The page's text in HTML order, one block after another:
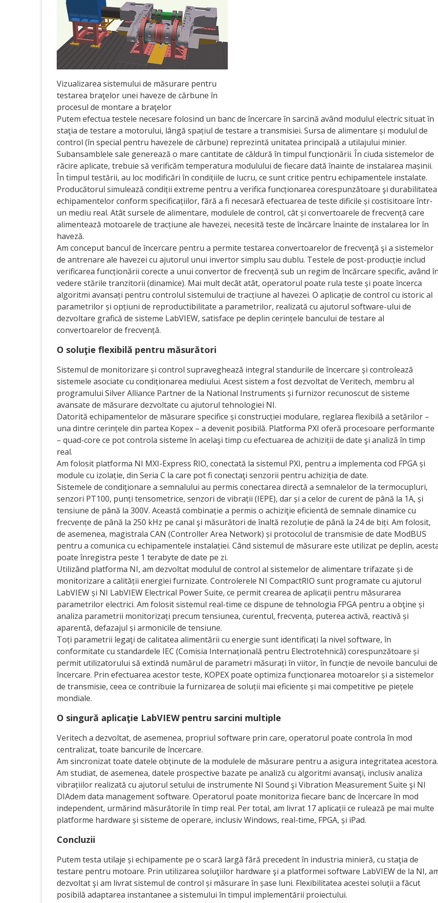
Vizualizarea sistemului de măsurare pentru
testarea braţelor unei haveze de cărbune în
procesul de montare a braţelor
Putem efectua testele necesare folosind un banc de încercare în sarcină având modulul electric situat în
staţia de testare a motorului, lângă spațiul de testare a transmisiei. Sursa de alimentare și modulul de
control (în special pentru havezele de cărbune) reprezintă unitatea principală a utilajului minier.
Subansamblele sale generează o mare cantitate de căldură în timpul funcționării. În ciuda sistemelor de
răcire aplicate, trebuie să verificăm temperatura modulului de fiecare dată înainte de instalarea mașinii.
În timpul testării, au loc modificări în condițiile de lucru, ce sunt critice pentru echipamentele instalate.
Producătorul simulează condiții extreme pentru a verifica funcționarea corespunzătoare şi durabilitatea
echipamentelor conform specificațiilor, fără a fi necesară efectuarea de teste dificile și costisitoare într-
un mediu real. Atât sursele de alimentare, modulele de control, cât și convertoarele de frecvență care
alimentează motoarele de tracțiune ale havezei, necesită teste de încărcare înainte de instalarea lor în
haveză.
Am conceput bancul de încercare pentru a permite testarea convertoarelor de frecvenţă şi a sistemelor
de antrenare ale havezei cu ajutorul unui invertor simplu sau dublu. Testele de post-producție includ
verificarea funcționării corecte a unui convertor de frecvență sub un regim de încărcare specific, având
vedere stările tranzitorii (dinamice). Mai mult decât atât, operatorul poate rula teste și poate încerca
algoritmi avansați pentru controlul sistemului de tracțiune al havezei. O aplicație de control cu istoric al
parametrilor și opțiuni de reproductibilitate a parametrilor, realizată cu ajutorul software-ului de
dezvoltare grafică de sisteme LabVIEW, satis­face pe deplin cerințele bancului de testare al
convertoarelor de frecvență.
O soluţie flexibilă pentru măsurători
Sistemul de monitorizare și control supraveghează integral standurile de încercare și controlează
sistemele asociate cu condiționarea mediului. Acest sistem a fost dezvoltat de Veritech, membru al
programului Silver Alliance Partner de la National Instruments și furnizor recunoscut de sisteme
avansate de măsurare dezvoltate cu ajutorul tehnologiei NI.
Datorită echipamentelor de măsurare specifice și construcției modulare, reglarea flexibilă a setărilor –
una dintre cerințele din partea Kopex – a devenit posibilă. Platforma PXI oferă procesoare performante
– quad-core ce pot controla sisteme în acelaşi timp cu efectuarea de achiziții de date şi analiză în timp
real.
Am folosit platforma NI MXI-Express RIO, conectată la sistemul PXI, pentru a implementa cod FPGA și
module cu izolație, din Seria C la care pot fi conectaţi senzorii pentru achiziția de date.
Sistemele de condiţionare a semnalului au permis conectarea directă a semnalelor de la termocupluri,
senzori PT100, punți tensometrice, senzori de vibrații (IEPE), dar și a celor de curent de până la 1A, și
tensiune de până la 300V. Această combinație a permis o achiziţie eficientă de semnale dinamice cu
frecvențe de până la 250 kHz pe canal şi măsurători de înaltă rezoluție de până la 24 de biți. Am folosit,
de asemenea, magistrala CAN (Controller Area Network) și protocolul de transmisie de date ModBUS
pentru a comunica cu echipamentele instalației. Când sistemul de măsurare este utilizat pe deplin,
poate înregistra peste 1 terabyte de date pe zi.
Utilizând platforma NI, am dezvoltat modulul de control al sistemelor de alimentare trifazate și de
monitorizare a calității energiei furnizate. Controle­rele NI CompactRIO sunt programate cu ajutorul
LabVIEW și NI LabVIEW Electrical Power Suite, ce permit crearea de aplicații pentru măsurarea
parametrilor electrici. Am folosit sistemul real-time ce dispune de tehnologia FPGA pentru a obţine și
analiza parametrii monitorizați precum tensiunea, curentul, frecvența, puterea activă, reactivă și
aparentă, defazajul și armonicile de tensiune.
Toți parametrii legaţi de calitatea alimentării cu ener­gie sunt identificați la nivel software, în
conformitate cu standardele IEC (Comisia Internațională pentru Electrotehnică) corespunzătoare și
permit utilizatorului să extindă numărul de parametri măsurați în viitor, în funcție de nevoile bancului de
încercare. Prin efectuarea acestor teste, KOPEX poate optimiza funcționarea motoarelor și a sistemelor
de transmisie, ceea ce contribuie la furnizarea de soluții mai eficiente și mai competitive pe piețele
mondiale.
O singură aplicaţie LabVIEW pentru sarcini multiple
Veritech a dezvoltat, de asemenea, propriul software prin care, operatorul poate controla în mod
centralizat, toate bancurile de încercare.
Am sincronizat toate datele obținute de la modu­lele de măsurare pentru a asigura integritatea acestora.
Am studiat, de asemenea, datele prospective bazate pe analiză cu algoritmi avansaţi, inclusiv analiza
vibrațiilor realizată cu ajutorul setului de instru­mente NI Sound şi Vibration Measurement Suite şi NI
DIAdem data management software. Operatorul poate monitoriza fiecare banc de încercare în mod
independent, urmărind măsurătorile în timp real. Per total, am livrat 17 aplicații ce rulează pe mai multe
platforme hardware și sisteme de operare, inclusiv Windows, real-time, FPGA, și iPad.
Concluzii
Putem testa utilaje și echipamente pe o scară largă fără precedent în industria minieră, cu staţia de
testare pentru motoare. Prin utilizarea soluţiilor hardware şi a platformei software LabVIEW de la NI,
dezvoltat şi am livrat sistemul de control și măsurare în șase luni. Flexibilitatea acestei soluții a făcut
posibilă adaptarea instantanee a sistemului în timpul implementării proiectului.